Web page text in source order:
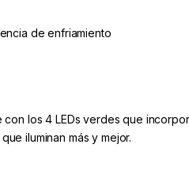
de enfriamiento
los 4 LEDs verdes que
iluminan más y mejor.